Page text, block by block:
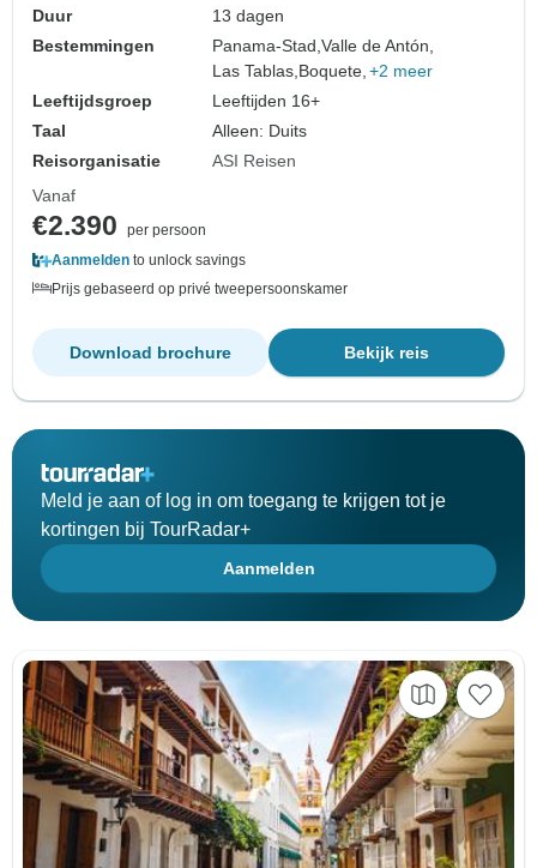
Duur
13 dagen
Bestemmingen
Panama-Stad,Valle de Antón,
Las Tablas, Boquete, +2 meer
Leeftijdsgroep
Leeftijden 16+
Taal
Alleen: Duits
Reisorganisatie
ASI Reisen
Vanaf
€2.390
per persoon
Aanmelden to unlock savings
Prijs gebaseerd op privé tweepersoonskamer
Bekijk reis
Download brochure
Meld je aan of log in om toegang te krijgen tot je
kortingen bij TourRadar+
Aanmelden